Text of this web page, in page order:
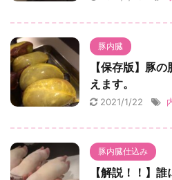
豚内臓
【保存版】豚
えます。
2021/1/22
豚内臓仕込み
【解説！！】